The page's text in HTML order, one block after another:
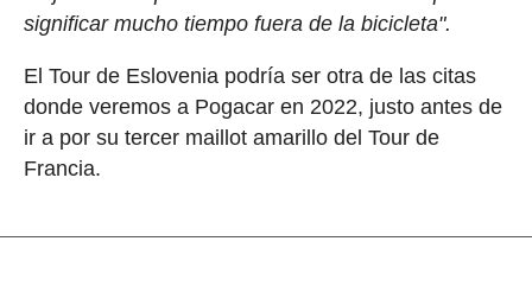
significar mucho tiempo fuera de la bicicleta".
El Tour de Eslovenia podría ser otra de las citas
donde veremos a Pogacar en 2022, justo antes de
ir a por su tercer maillot amarillo del Tour de
Francia.